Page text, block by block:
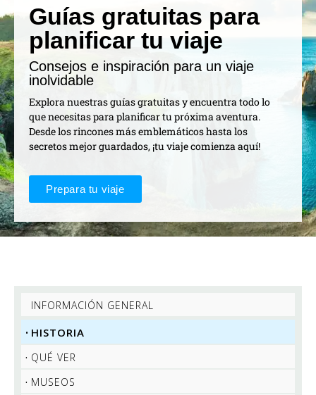
Guías gratuitas para
planificar tu viaje
Consejos e inspiración para un viaje
inolvidable
Explora nuestras guías gratuitas y encuentra todo lo
que necesitas para planificar tu próxima aventura.
Desde los rincones más emblemáticos hasta los
secretos mejor guardados, ¡tu viaje comienza aquí!
Prepara tu viaje
INFORMACIÓN GENERAL
HISTORIA
QUÉ VER
MUSEOS